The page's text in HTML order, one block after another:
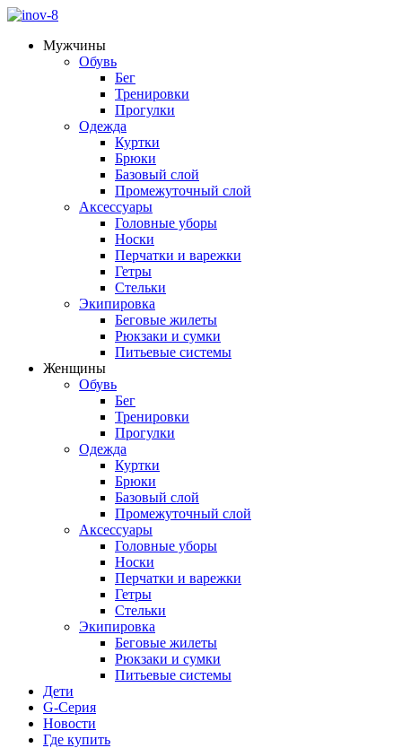
Мужчины
Обувь
Бег
Тренировки
Прогулки
Одежда
Куртки
Брюки
Базовый слой
Промежуточный слой
Аксессуары
Головные уборы
Носки
Перчатки и варежки
Гетры
Стельки
Экипировка
Беговые жилеты
Рюкзаки и сумки
Питьевые системы
Женщины
Обувь
Бег
Тренировки
Прогулки
Одежда
Куртки
Брюки
Базовый слой
Промежуточный слой
Аксессуары
Головные уборы
Носки
Перчатки и варежки
Гетры
Стельки
Экипировка
Беговые жилеты
Рюкзаки и сумки
Питьевые системы
Дети
G-Серия
Новости
Где купить